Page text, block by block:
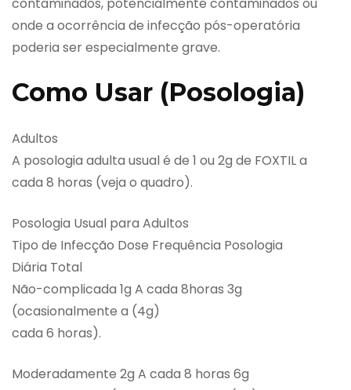
onde a ocorrência de infecção pós-operatória
poderia ser especialmente grave.
Como Usar (Posologia)
Adultos
A posologia adulta usual é de 1 ou 2g de FOXTIL a
cada 8 horas (veja o quadro).
Posologia Usual para Adultos
Tipo de Infecção Dose Frequência Posologia
Diária Total
Não-complicada 1g A cada 8horas 3g
(ocasionalmente a (4g)
cada 6 horas).
Moderadamente 2g A cada 8 horas 6g